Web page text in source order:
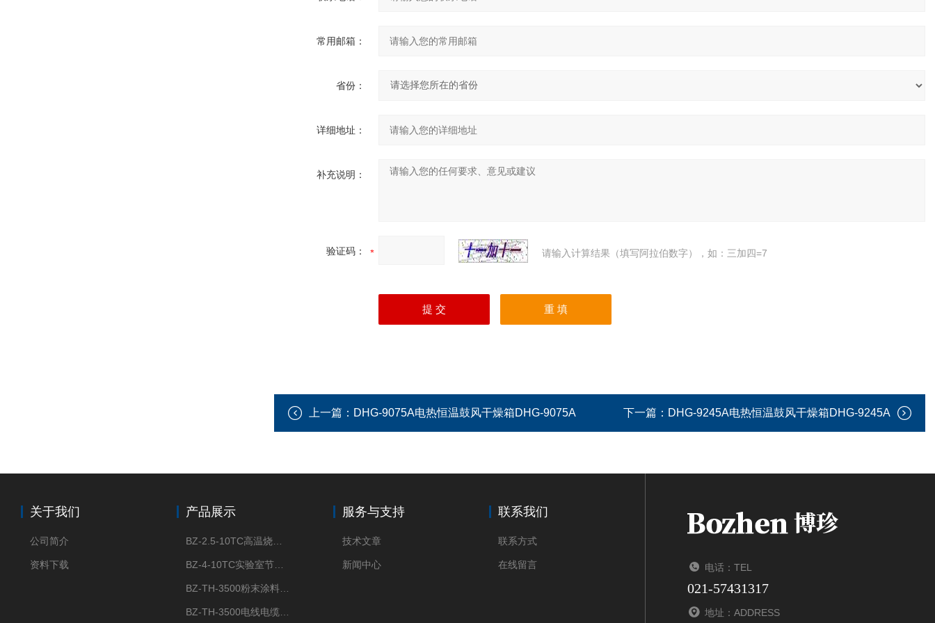
常用邮箱：
省份：
详细地址：
补充说明：
验证码： 请输入计算结果（填写阿拉伯数字），如：三加四=7
上一篇： DHG-9075A电热恒温鼓风干燥箱DHG-9075A 下一篇： DHG-9245A电热恒温鼓风干燥箱DHG-9245A
关于我们
公司简介
资料下载
产品展示 服务与支持
技术文章
新闻中心
联系我们
联系方式
在线留言 电话：TEL
021-57431317
地址：ADDRESS